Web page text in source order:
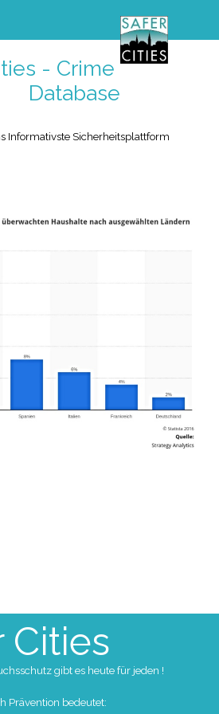
Informativste Sicherheitsplattform
- Crime
Database
Prävention bedeutet:
Cities
gibt es heute für jeden !